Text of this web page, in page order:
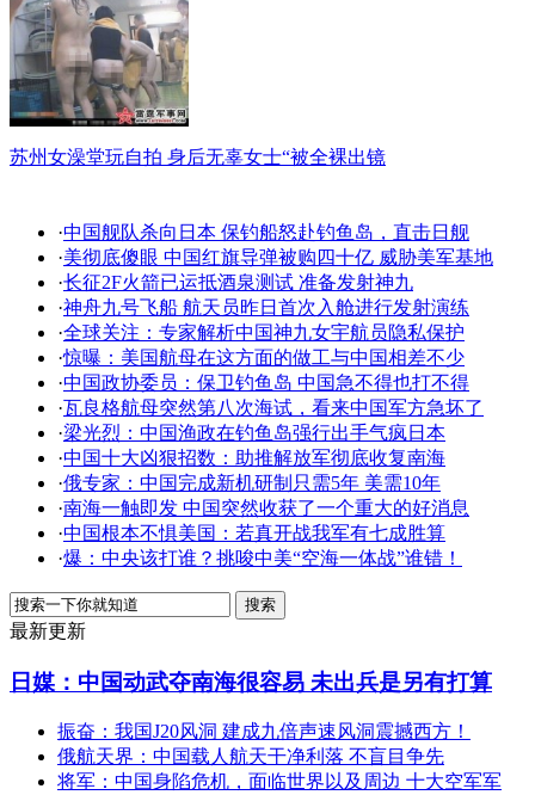
苏州女澡堂玩自拍 身后无辜女士“被全裸出镜
·中国舰队杀向日本 保钓船怒赴钓鱼岛，直击日舰
·美彻底傻眼 中国红旗导弹被购四十亿 威胁美军基地
·长征2F火箭已运抵酒泉测试 准备发射神九
·神舟九号飞船 航天员昨日首次入舱进行发射演练
·全球关注：专家解析中国神九女宇航员隐私保护
·惊曝：美国航母在这方面的做工与中国相差不少
·中国政协委员：保卫钓鱼岛 中国急不得也打不得
·瓦良格航母突然第八次海试，看来中国军方急坏了
·梁光烈：中国渔政在钓鱼岛强行出手气疯日本
·中国十大凶狠招数：助推解放军彻底收复南海
·俄专家：中国完成新机研制只需5年 美需10年
·南海一触即发 中国突然收获了一个重大的好消息
·中国根本不惧美国：若真开战我军有七成胜算
·爆：中央该打谁？挑唆中美“空海一体战”谁错！
最新更新
日媒：中国动武夺南海很容易 未出兵是另有打算
振奋：我国J20风洞 建成九倍声速风洞震撼西方！
俄航天界：中国载人航天干净利落 不盲目争先
将军：中国身陷危机，面临世界以及周边 十大空军军